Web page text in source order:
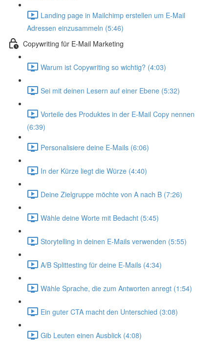
Landing page in Mailchimp erstellen um E-Mail
Adressen einzusammeln (5:46)
Copywriting für E-Mail Marketing
Warum ist Copywriting so wichtig? (4:03)
Sei mit deinen Lesern auf einer Ebene (5:32)
Vorteile des Produktes in der E-Mail Copy nennen
(6:39)
Personalisiere deine E-Mails (6:06)
In der Kürze liegt die Würze (4:40)
Deine Zielgruppe möchte von A nach B (7:26)
Wähle deine Worte mit Bedacht (5:45)
Storytelling in deinen E-Mails verwenden (5:55)
A/B Splittesting für deine E-Mails (4:34)
Wähle Sprache, die zum Antworten anregt (1:54)
Ein guter CTA macht den Unterschied (3:08)
Gib Leuten einen Ausblick (4:08)